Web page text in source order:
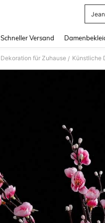
Schneller Versand
Dekoration für Zuhause / Künstliche